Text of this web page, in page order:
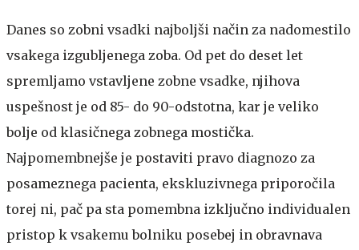
Danes so zobni vsadki najboljši način za nadomestilo
vsakega izgubljenega zoba. Od pet do deset let
spremljamo vstavljene zobne vsadke, njihova
uspešnost je od 85- do 90-odstotna, kar je veliko
bolje od klasičnega zobnega mostička.
Najpomembnejše je postaviti pravo diagnozo za
posameznega pacienta, ekskluzivnega priporočila
torej ni, pač pa sta pomembna izključno individualen
pristop k vsakemu bolniku posebej in obravnava